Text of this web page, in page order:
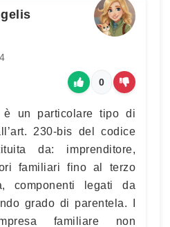
0
è un particolare tipo di
230-bis del codice
da: imprenditore,
familiari fino al terzo
componenti legati da
grado di parentela. I
familiare non